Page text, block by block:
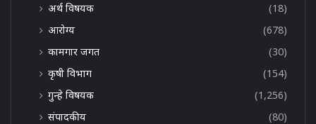
अर्थ विषयक
(18)
आरोग्य
(678)
कामगार जगत
(30)
कृषी विभाग
(154)
गुन्हे विषयक
(1,256)
संपादकीय
(80)